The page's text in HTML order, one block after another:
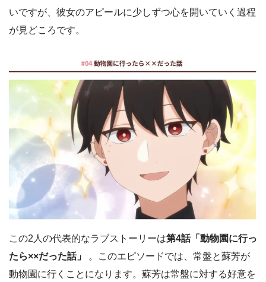
いですが、彼女のアピールに少しずつ心を開いていく過程
が見どころです。
この2人の代表的なラブストーリーは第4話「動物園に行っ
たら××だった話」
。このエピソードでは、常盤と蘇芳が
動物園に行くことになります。蘇芳は常盤に対する好意を